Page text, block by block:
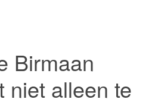
Birmaan
niet alleen te